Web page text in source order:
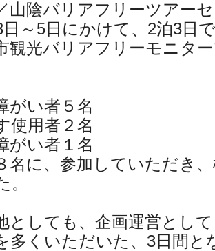
山陰バリアフリーツアー
日～5日にかけて、2泊3日で
観光バリアフリーモニタ
がい者５名
使用者２名
がい者１名
名に、参加していただき
。
としても、企画運営とし
多くいただいた、3日間と